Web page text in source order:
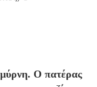
Ο πατέρας